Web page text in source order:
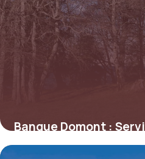
Banque Domont :
Locales 2026